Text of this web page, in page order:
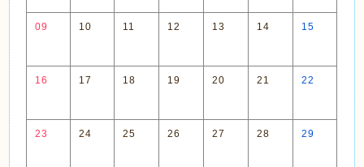
09 10 11 12 13 14 15
16 17 18 19 20 21 22
23 24 25 26 27 28 29